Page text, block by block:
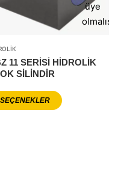
üye
11 SERİSİ HİDROLİK
SİLİNDİR
SEÇENEKLER